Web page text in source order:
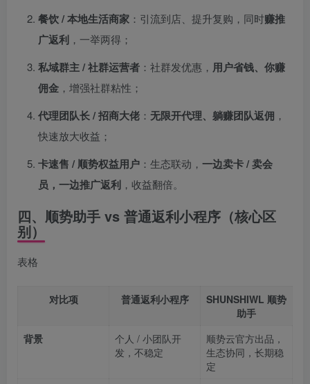
餐饮 / 本地生活商家 ：引流到店、提升复购，同时赚推
广返利 ，一举两得；
私域群主 / 社群运营者 ：社群发优惠， 用户省钱、你赚
佣金 ，增强社群粘性；
代理团队长 / 招商大佬 ： 无限开代理、躺赚团队返佣 ，
快速放大收益；
卡速售 / 顺势权益用户 ：生态联动， 一边卖卡 / 卖会
员，一边推广返利 ，收益翻倍。
四、顺势助手 vs 普通返利小程序（核心区
别）
表格
对比项 普通返利小程序
SHUNSHIWL 顺势
助手
背景
个人 / 小团队开
发，不稳定
顺势云官方出品，
生态协同，长期稳
定